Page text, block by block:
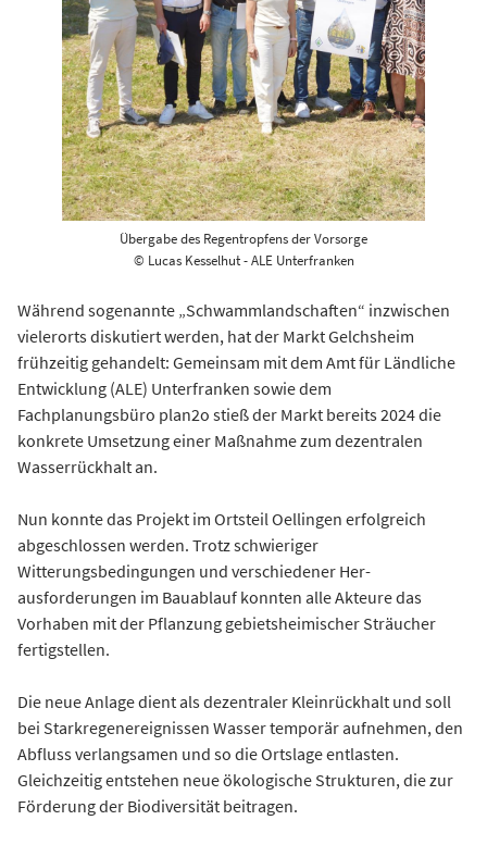
Übergabe des Regentropfens der Vorsorge
© Lucas Kesselhut - ALE Unterfranken
Während sogenannte „Schwammlandschaften“ inzwischen
vielerorts diskutiert werden, hat der Markt Gelchsheim
frühzeitig gehandelt: Gemeinsam mit dem Amt für Ländliche
Entwicklung (ALE) Unterfranken sowie dem
Fachplanungsbüro plan2o stieß der Markt bereits 2024 die
konkrete Umsetzung einer Maßnahme zum dezentralen
Wasserrückhalt an.
Nun konnte das Projekt im Ortsteil Oellingen erfolgreich
abgeschlossen werden. Trotz schwieriger
Witterungsbedingungen und verschiedener Her-
ausforderungen im Bauablauf konnten alle Akteure das
Vorhaben mit der Pflanzung gebietsheimischer Sträucher
fertigstellen.
Die neue Anlage dient als dezentraler Kleinrückhalt und soll
bei Starkregenereignissen Wasser temporär aufnehmen, den
Abfluss verlangsamen und so die Ortslage entlasten.
Gleichzeitig entstehen neue ökologische Strukturen, die zur
Förderung der Biodiversität beitragen.